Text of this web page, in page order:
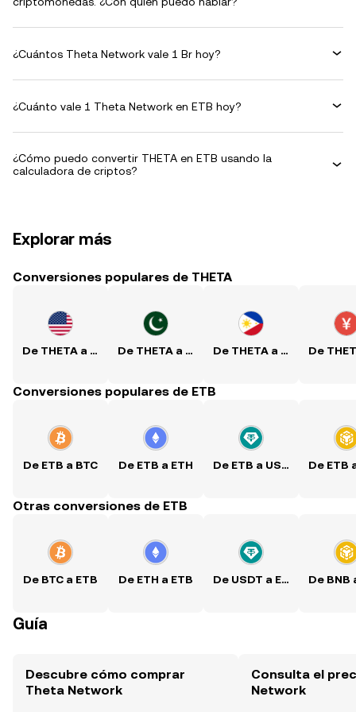
¿Cuántos Theta Network vale 1 Br hoy?
¿Cuánto vale 1 Theta Network en ETB hoy?
¿Cómo puedo convertir THETA en ETB usando la
calculadora de criptos?
Explorar más
Conversiones populares de THETA
De THETA a USD De THETA a PKR De THETA a PHP
Conversiones populares de ETB
De ETB a BTC De ETB a ETH De ETB a USDT De ETB
Otras conversiones de ETB
De BTC a ETB De ETH a ETB De USDT a ETB De BNB
Guía
Descubre cómo comprar
Theta Network
Consulta el
Network